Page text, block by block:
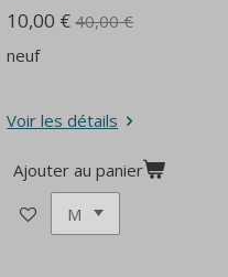
10,00 € 40,00 €
neuf
Voir les détails
Ajouter au panier